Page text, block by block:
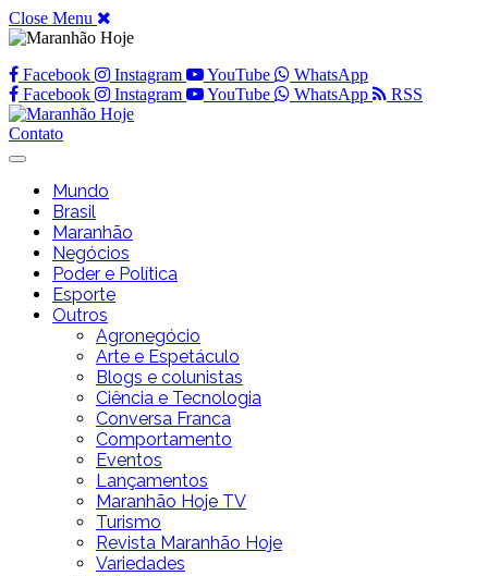
Close Menu
Facebook Instagram YouTube
WhatsApp
Facebook
Instagram YouTube WhatsApp RSS
Contato
Mundo
Brasil
Maranhão
Negócios
Poder e Política
Esporte
Outros
Agronegócio
Arte e Espetáculo
Blogs e colunistas
Ciência e Tecnologia
Conversa Franca
Comportamento
Eventos
Lançamentos
Maranhão Hoje TV
Turismo
Revista Maranhão Hoje
Variedades